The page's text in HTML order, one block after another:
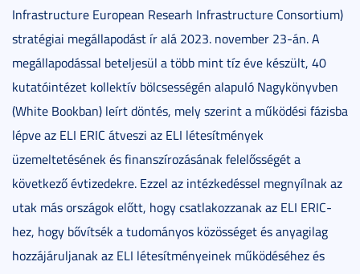
Infrastructure European Researh Infrastructure Consortium)
stratégiai megállapodást ír alá 2023. november 23-án. A
megállapodással beteljesül a több mint tíz éve készült, 40
kutatóintézet kollektív bölcsességén alapuló Nagykönyvben
(White Bookban) leírt döntés, mely szerint a működési fázisba
lépve az ELI ERIC átveszi az ELI létesítmények
üzemeltetésének és finanszírozásának felelősségét a
következő évtizedekre. Ezzel az intézkedéssel megnyílnak az
utak más országok előtt, hogy csatlakozzanak az ELI ERIC-
hez, hogy bővítsék a tudományos közösséget és anyagilag
hozzájáruljanak az ELI létesítményeinek működéséhez és